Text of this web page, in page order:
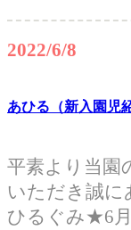
2022/6/8
あひる（新入園児
平素より当園
いただき誠
ひるぐみ★6